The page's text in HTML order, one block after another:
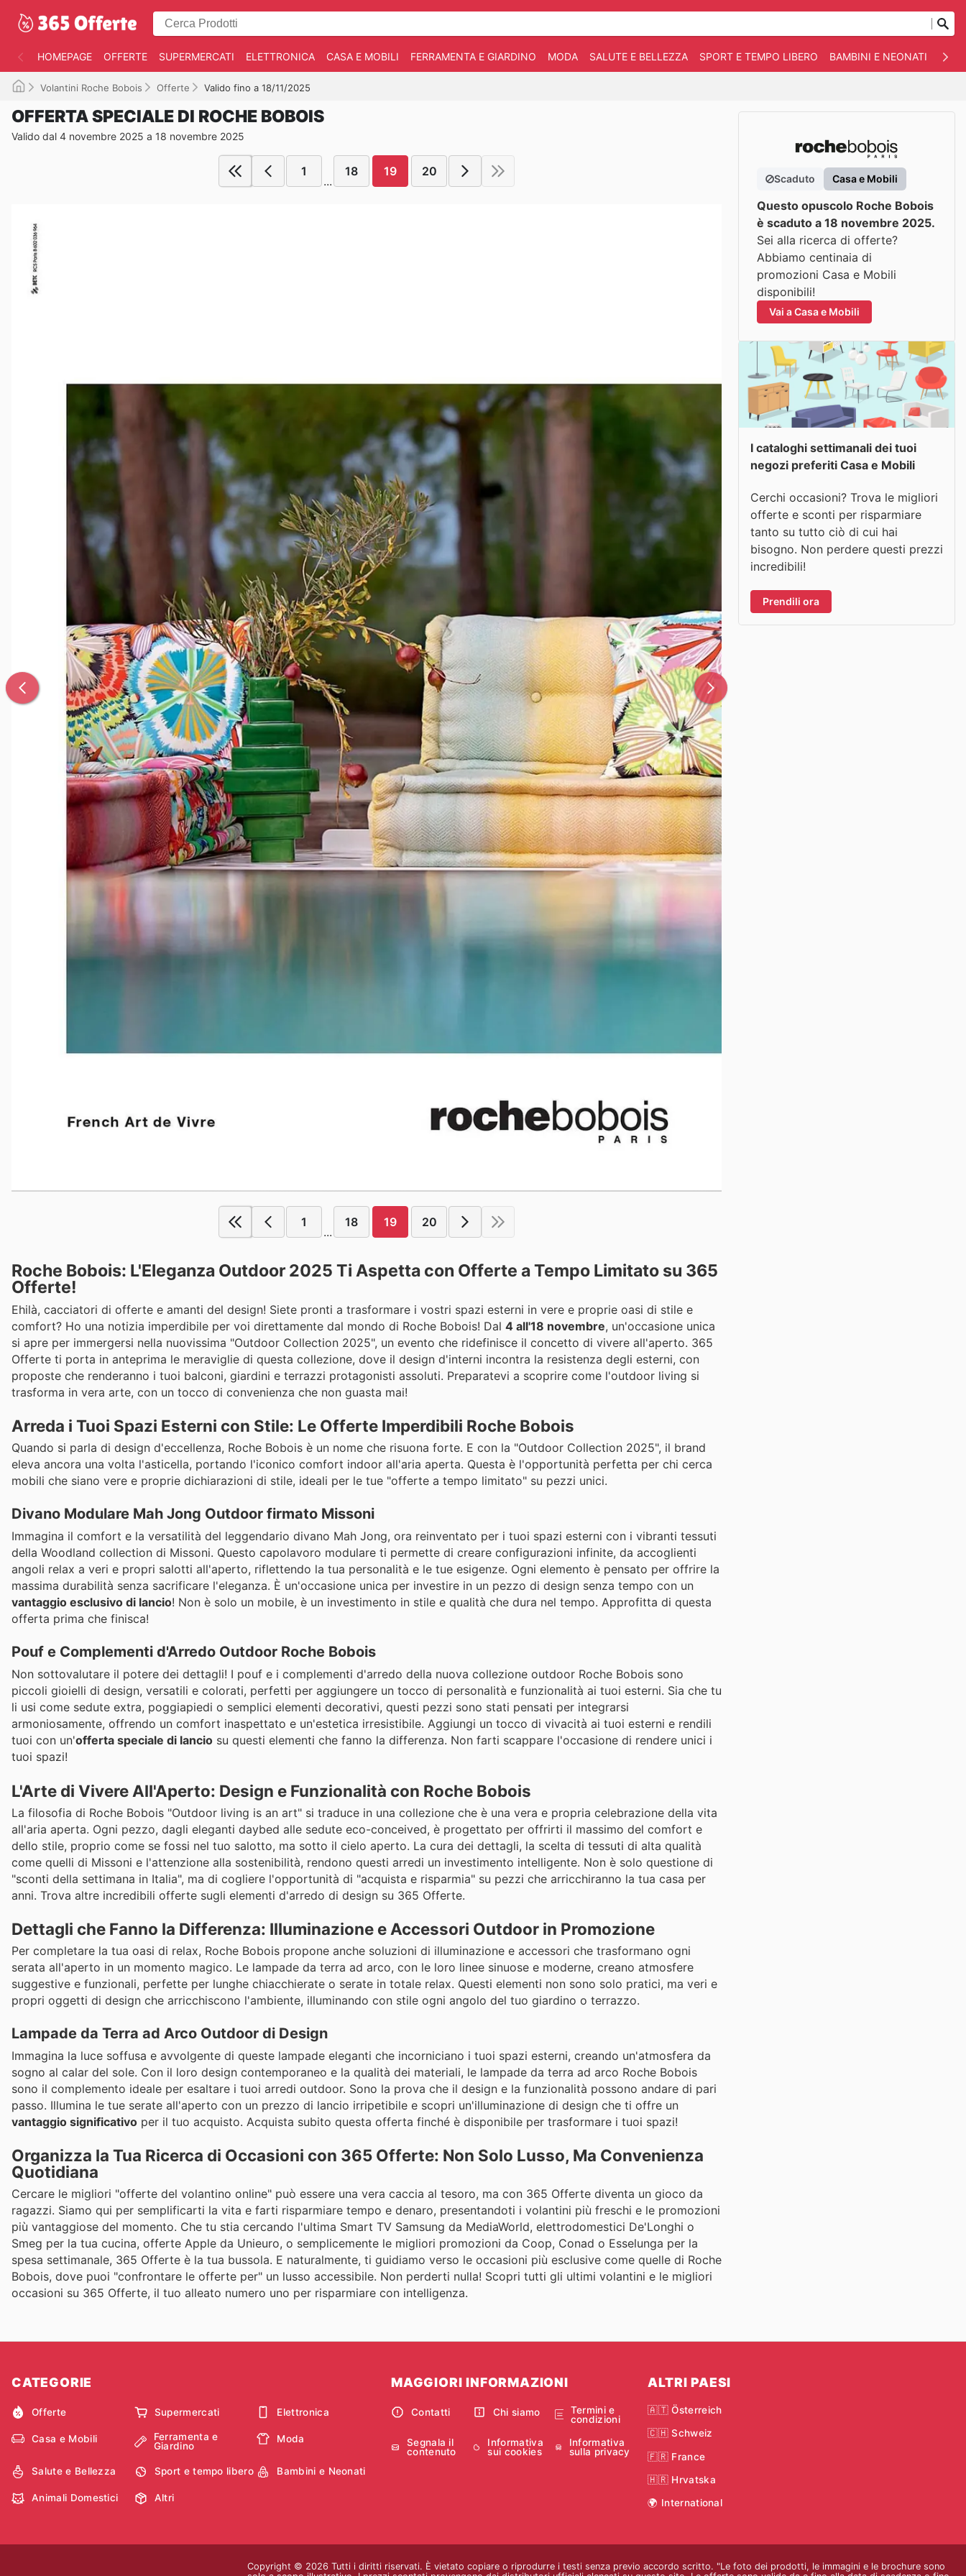
HOMEPAGE OFFERTE SUPERMERCATI ELETTRONICA CASA E MOBILI FERRAMENTA E GIARDINO MODA SALUTE E BELLEZZA SPORT E TEMPO LIBERO BAMBINI E NEONATI
Volantini Roche Bobois Offerte Valido fino a 18/11/2025
OFFERTA SPECIALE DI ROCHE BOBOIS
Valido dal 4 novembre 2025 a 18 novembre 2025
1
...
18 19 20
1
...
18 19 20
Roche Bobois: L'Eleganza Outdoor 2025 Ti Aspetta con Offerte a Tempo Limitato su 365
Offerte!
Ehilà, cacciatori di offerte e amanti del design! Siete pronti a trasformare i vostri spazi esterni in vere e proprie oasi di stile e
comfort? Ho una notizia imperdibile per voi direttamente dal mondo di Roche Bobois! Dal 4 all'18 novembre, un'occasione unica
si apre per immergersi nella nuovissima "Outdoor Collection 2025", un evento che ridefinisce il concetto di vivere all'aperto. 365
Offerte ti porta in anteprima le meraviglie di questa collezione, dove il design d'interni incontra la resistenza degli esterni, con
proposte che renderanno i tuoi balconi, giardini e terrazzi protagonisti assoluti. Preparatevi a scoprire come l'outdoor living si
trasforma in vera arte, con un tocco di convenienza che non guasta mai!
Arreda i Tuoi Spazi Esterni con Stile: Le Offerte Imperdibili Roche Bobois
Quando si parla di design d'eccellenza, Roche Bobois è un nome che risuona forte. E con la "Outdoor Collection 2025", il brand
eleva ancora una volta l'asticella, portando l'iconico comfort indoor all'aria aperta. Questa è l'opportunità perfetta per chi cerca
mobili che siano vere e proprie dichiarazioni di stile, ideali per le tue "offerte a tempo limitato" su pezzi unici.
Divano Modulare Mah Jong Outdoor firmato Missoni
Immagina il comfort e la versatilità del leggendario divano Mah Jong, ora reinventato per i tuoi spazi esterni con i vibranti tessuti
della Woodland collection di Missoni. Questo capolavoro modulare ti permette di creare configurazioni infinite, da accoglienti
angoli relax a veri e propri salotti all'aperto, riflettendo la tua personalità e le tue esigenze. Ogni elemento è pensato per offrire la
massima durabilità senza sacrificare l'eleganza. È un'occasione unica per investire in un pezzo di design senza tempo con un
vantaggio esclusivo di lancio! Non è solo un mobile, è un investimento in stile e qualità che dura nel tempo. Approfitta di questa
offerta prima che finisca!
Pouf e Complementi d'Arredo Outdoor Roche Bobois
Non sottovalutare il potere dei dettagli! I pouf e i complementi d'arredo della nuova collezione outdoor Roche Bobois sono
piccoli gioielli di design, versatili e colorati, perfetti per aggiungere un tocco di personalità e funzionalità ai tuoi esterni. Sia che tu
li usi come sedute extra, poggiapiedi o semplici elementi decorativi, questi pezzi sono stati pensati per integrarsi
armoniosamente, offrendo un comfort inaspettato e un'estetica irresistibile. Aggiungi un tocco di vivacità ai tuoi esterni e rendili
tuoi con un'offerta speciale di lancio su questi elementi che fanno la differenza. Non farti scappare l'occasione di rendere unici i
tuoi spazi!
L'Arte di Vivere All'Aperto: Design e Funzionalità con Roche Bobois
La filosofia di Roche Bobois "Outdoor living is an art" si traduce in una collezione che è una vera e propria celebrazione della vita
all'aria aperta. Ogni pezzo, dagli eleganti daybed alle sedute eco-conceived, è progettato per offrirti il massimo del comfort e
dello stile, proprio come se fossi nel tuo salotto, ma sotto il cielo aperto. La cura dei dettagli, la scelta di tessuti di alta qualità
come quelli di Missoni e l'attenzione alla sostenibilità, rendono questi arredi un investimento intelligente. Non è solo questione di
"sconti della settimana in Italia", ma di cogliere l'opportunità di "acquista e risparmia" su pezzi che arricchiranno la tua casa per
anni. Trova altre incredibili offerte sugli elementi d'arredo di design su 365 Offerte.
Dettagli che Fanno la Differenza: Illuminazione e Accessori Outdoor in Promozione
Per completare la tua oasi di relax, Roche Bobois propone anche soluzioni di illuminazione e accessori che trasformano ogni
serata all'aperto in un momento magico. Le lampade da terra ad arco, con le loro linee sinuose e moderne, creano atmosfere
suggestive e funzionali, perfette per lunghe chiacchierate o serate in totale relax. Questi elementi non sono solo pratici, ma veri e
propri oggetti di design che arricchiscono l'ambiente, illuminando con stile ogni angolo del tuo giardino o terrazzo.
Lampade da Terra ad Arco Outdoor di Design
Immagina la luce soffusa e avvolgente di queste lampade eleganti che incorniciano i tuoi spazi esterni, creando un'atmosfera da
sogno al calar del sole. Con il loro design contemporaneo e la qualità dei materiali, le lampade da terra ad arco Roche Bobois
sono il complemento ideale per esaltare i tuoi arredi outdoor. Sono la prova che il design e la funzionalità possono andare di pari
passo. Illumina le tue serate all'aperto con un prezzo di lancio irripetibile e scopri un'illuminazione di design che ti offre un
vantaggio significativo per il tuo acquisto. Acquista subito questa offerta finché è disponibile per trasformare i tuoi spazi!
Organizza la Tua Ricerca di Occasioni con 365 Offerte: Non Solo Lusso, Ma Convenienza
Quotidiana
Cercare le migliori "offerte del volantino online" può essere una vera caccia al tesoro, ma con 365 Offerte diventa un gioco da
ragazzi. Siamo qui per semplificarti la vita e farti risparmiare tempo e denaro, presentandoti i volantini più freschi e le promozioni
più vantaggiose del momento. Che tu stia cercando l'ultima Smart TV Samsung da MediaWorld, elettrodomestici De'Longhi o
Smeg per la tua cucina, offerte Apple da Unieuro, o semplicemente le migliori promozioni da Coop, Conad o Esselunga per la
spesa settimanale, 365 Offerte è la tua bussola. E naturalmente, ti guidiamo verso le occasioni più esclusive come quelle di Roche
Bobois, dove puoi "confrontare le offerte per" un lusso accessibile. Non perderti nulla! Scopri tutti gli ultimi volantini e le migliori
occasioni su 365 Offerte, il tuo alleato numero uno per risparmiare con intelligenza.
Scaduto Casa e Mobili
Questo opuscolo Roche Bobois
è scaduto a 18 novembre 2025.
Sei alla ricerca di offerte?
Abbiamo centinaia di
promozioni Casa e Mobili
disponibili!
Vai a Casa e Mobili
I cataloghi settimanali dei tuoi
negozi preferiti Casa e Mobili
Cerchi occasioni? Trova le migliori
offerte e sconti per risparmiare
tanto su tutto ciò di cui hai
bisogno. Non perdere questi prezzi
incredibili!
Prendili ora
CATEGORIE
Offerte Supermercati Elettronica
Casa e Mobili
Ferramenta e
Giardino
Moda
Salute e Bellezza Sport e tempo libero Bambini e Neonati
Animali Domestici Altri
MAGGIORI INFORMAZIONI
Contatti Chi siamo
Termini e
condizioni
Segnala il
contenuto
Informativa
sui cookies
Informativa
sulla privacy
ALTRI PAESI
🇦🇹 Österreich
🇨🇭 Schweiz
🇫🇷 France
🇭🇷 Hrvatska
🌍 International
Copyright © 2026 Tutti i diritti riservati. È vietato copiare o riprodurre i testi senza previo accordo scritto. "Le foto dei prodotti, le immagini e le brochure sono